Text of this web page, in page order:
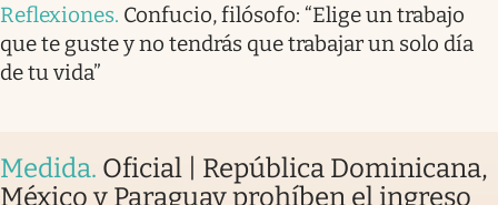
Reflexiones. Confucio, filósofo: “Elige un trabajo
que te guste y no tendrás que trabajar un solo día
de tu vida”
Medida. Oficial | República Dominicana,
México y Paraguay prohíben el ingreso